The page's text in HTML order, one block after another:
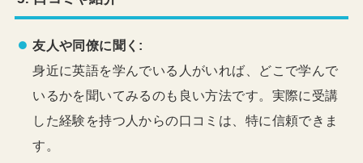
友人や同僚に聞く:
身近に英語を学んでいる人がいれば、どこで学んで
いるかを聞いてみるのも良い方法です。実際に受講
した経験を持つ人からの口コミは、特に信頼できま
す。